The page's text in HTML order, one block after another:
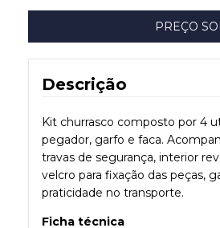
Descrição
Kit churrasco composto por 4
pegador, garfo e faca.
travas de segurança, interior
velcro para fixação das peças,
praticidade no transporte.
Ficha técnica